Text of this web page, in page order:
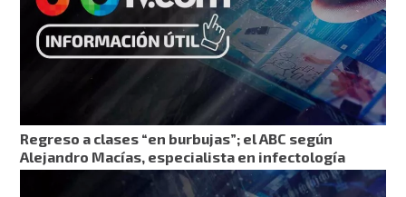
Regreso a clases “en burbujas”; el ABC según
Alejandro Macías, especialista en infectología